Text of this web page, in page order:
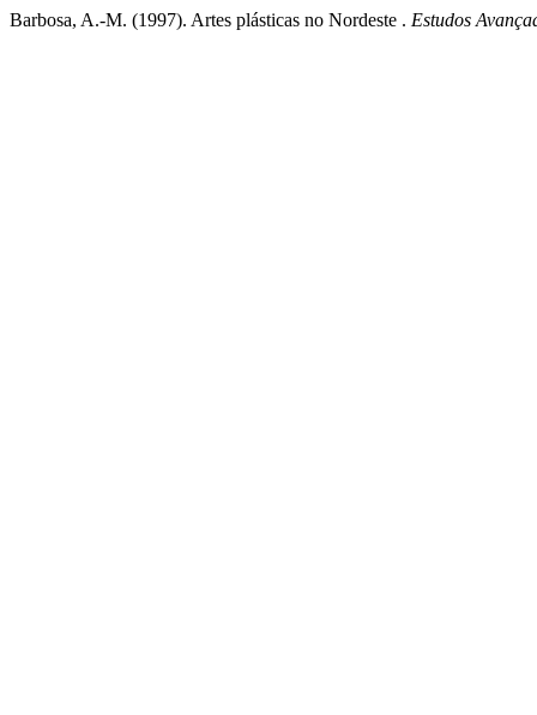
Barbosa, A.-M. (1997). Artes plásticas no Nordeste . Estudos